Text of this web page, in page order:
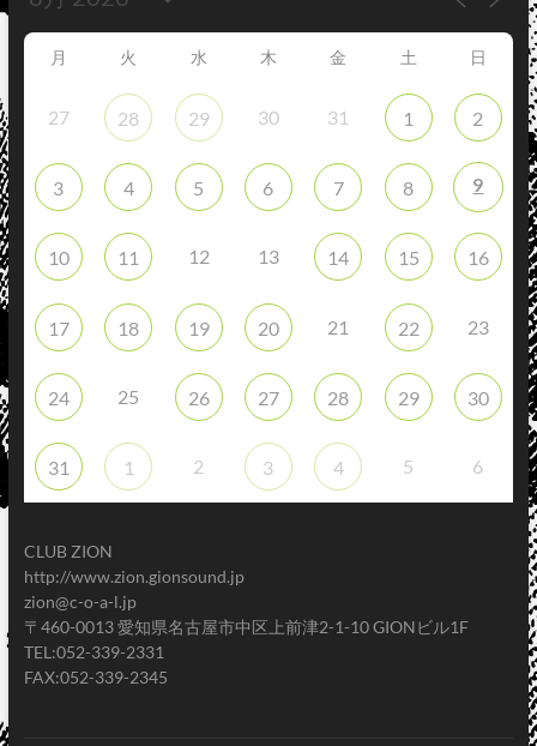
月 火 水 木 金 土 日
27 28 29 30 31 1 2
3 4 5 6 7 8 9
10 11 12 13 14 15 16
17 18 19 20 21 22 23
24 25 26 27 28 29 30
31 1 2 3 4 5 6
CLUB ZION
http://www.zion.gionsound.jp
zion@c-o-a-l.jp
〒460-0013 愛知県名古屋市中区上前津2-1-10 GIONビル1F
TEL:052-339-2331
FAX:052-339-2345